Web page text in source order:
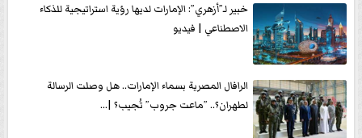
خبير لـ”أزهري”: الإمارات لديها رؤية استراتيجية للذكاء
الاصطناعي | فيديو
الرافال المصرية بسماء الإمارات.. هل وصلت الرسالة
لطهران؟.. ”ماعت جروب” تُجيب؟ |...